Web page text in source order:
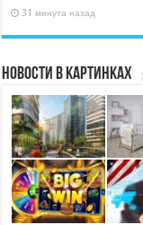
31 минута назад
Новости в картинках